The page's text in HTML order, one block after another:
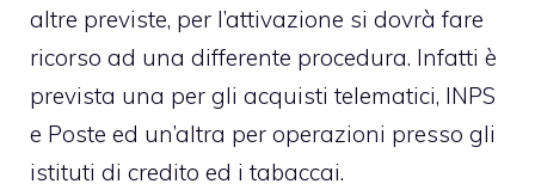
altre previste, per l’attivazione si dovrà fare
ricorso ad una differente procedura. Infatti è
prevista una per gli acquisti telematici, INPS
e Poste ed un’altra per operazioni presso gli
istituti di credito ed i tabaccai.